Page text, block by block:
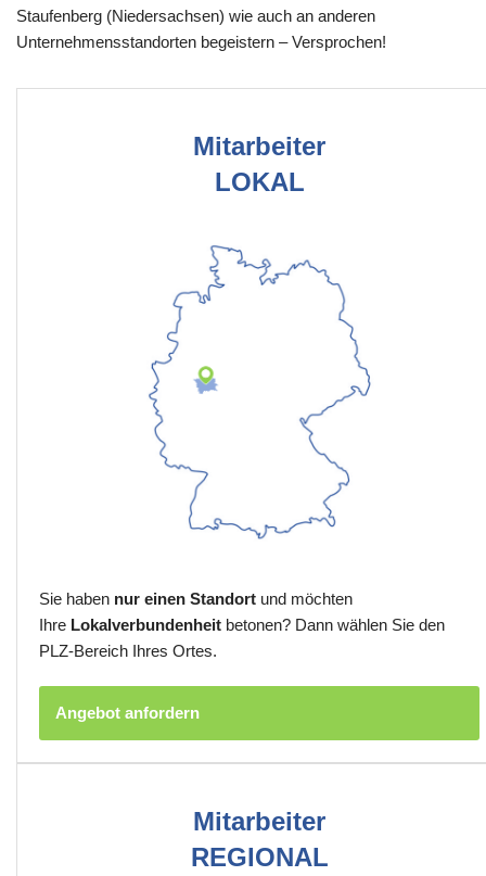
Staufenberg (Niedersachsen) wie auch an anderen
Unternehmensstandorten begeistern – Versprochen!
Mitarbeiter
LOKAL
Sie haben nur einen Standort und möchten
Ihre Lokalverbundenheit betonen? Dann wählen Sie den
PLZ-Bereich Ihres Ortes.
Angebot anfordern
Mitarbeiter
REGIONAL